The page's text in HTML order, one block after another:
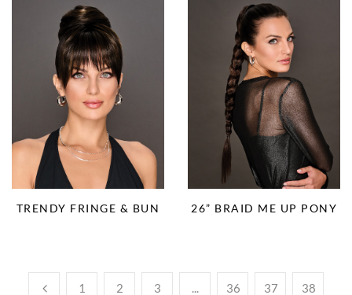
TRENDY FRINGE & BUN 26” BRAID ME UP PONY
1 2 3 ... 36 37 38